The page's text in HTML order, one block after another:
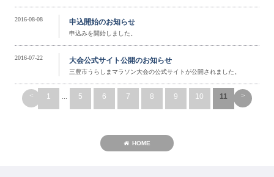
2016-08-08 申込開始のお知らせ
申込みを開始しました。
2016-07-22 大会公式サイト公開のお知らせ
三豊市うらしまマラソン大会の公式サイトが公開されました。
< 1 ... 5 6 7 8 9 10 11 >
HOME